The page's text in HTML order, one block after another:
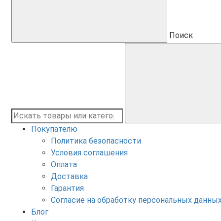
Поиск
Покупателю
Политика безопасности
Условия соглашения
Оплата
Доставка
Гарантия
Согласие на обработку персональных
Блог